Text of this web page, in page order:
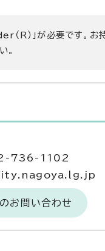
（R）」が必要です。お
。
736-1102
お問い合わせ